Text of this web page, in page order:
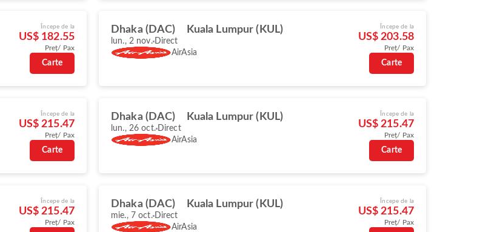
Începe de la
US$ 182.55
Preț/ Pax
Carte
Dhaka (DAC) Kuala Lumpur (KUL)
lun., 2 nov. Direct
AirAsia
Începe de la
US$ 203.58
Preț/ Pax
Carte
Începe de la
US$ 215.47
Preț/ Pax
Carte
Dhaka (DAC) Kuala Lumpur (KUL)
lun., 26 oct. Direct
AirAsia
Începe de la
US$ 215.47
Preț/ Pax
Carte
Începe de la
US$ 215.47
Preț/ Pax
Dhaka (DAC) Kuala Lumpur (KUL)
mie., 7 oct. Direct
AirAsia
Începe de la
US$ 215.47
Preț/ Pax